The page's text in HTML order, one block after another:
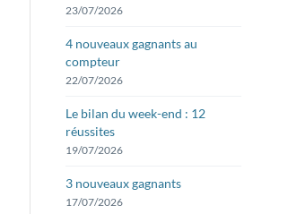
23/07/2026
4 nouveaux gagnants au
compteur
22/07/2026
Le bilan du week-end : 12
réussites
19/07/2026
3 nouveaux gagnants
17/07/2026